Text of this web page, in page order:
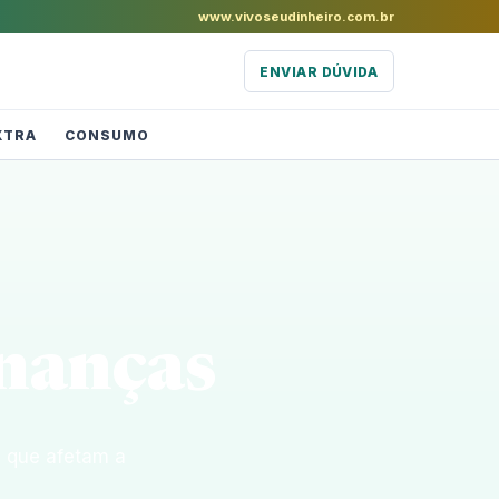
www.vivoseudinheiro.com.br
ENVIAR DÚVIDA
CONSUMO